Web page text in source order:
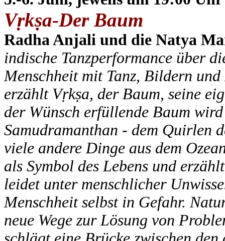
Vṛkṣa-Der Baum
Radha Anjali und die Natya
indische Tanzperformance über
Menschheit mit Tanz, Bildern
erzählt Vṛkṣa, der Baum, seine
der Wünsch erfüllende Baum
Samudramanthan - dem Quirlen
viele andere Dinge aus dem
als Symbol des Lebens und
leidet unter menschlicher
Menschheit selbst in Gefahr.
neue Wege zur Lösung von